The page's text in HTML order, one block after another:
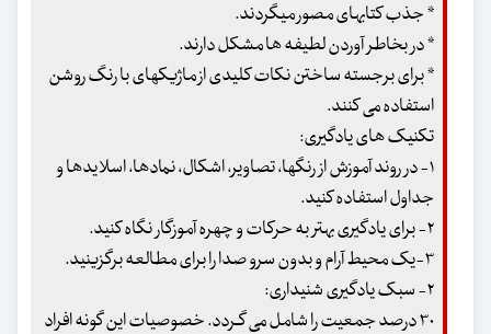
* جذب کتابهای مصور میگردند.
* در بخاطر آوردن لطیفه ها مشکل دارند.
* برای برجسته ساختن نکات کلیدی از ماژیکهای با رنگ روشن
استفاده می کنند.
تکنیک های یادگیری:
۱- در روند آموزش از رنگها، تصاویر، اشکال، نمادها، اسلایدها و
جداول استفاده کنید.
۲- برای یادگیری بهتر به حرکات و چهره آموزگار نگاه کنید.
۳-یک محیط آرام و بدون سرو صدا را برای مطالعه برگزینید.
۲- سبک یادگیری شنیداری:
۳۰ درصد جمعیت را شامل می گـردد. خصوصیات این گونه افراد